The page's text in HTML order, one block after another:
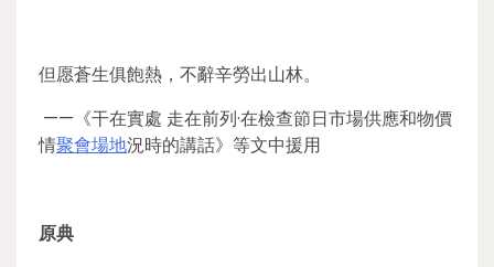
但愿蒼生俱飽熱，不辭辛勞出山林。
——《干在實處 走在前列·在檢查節日市場供應和物價
情聚會場地況時的講話》等文中援用
原典